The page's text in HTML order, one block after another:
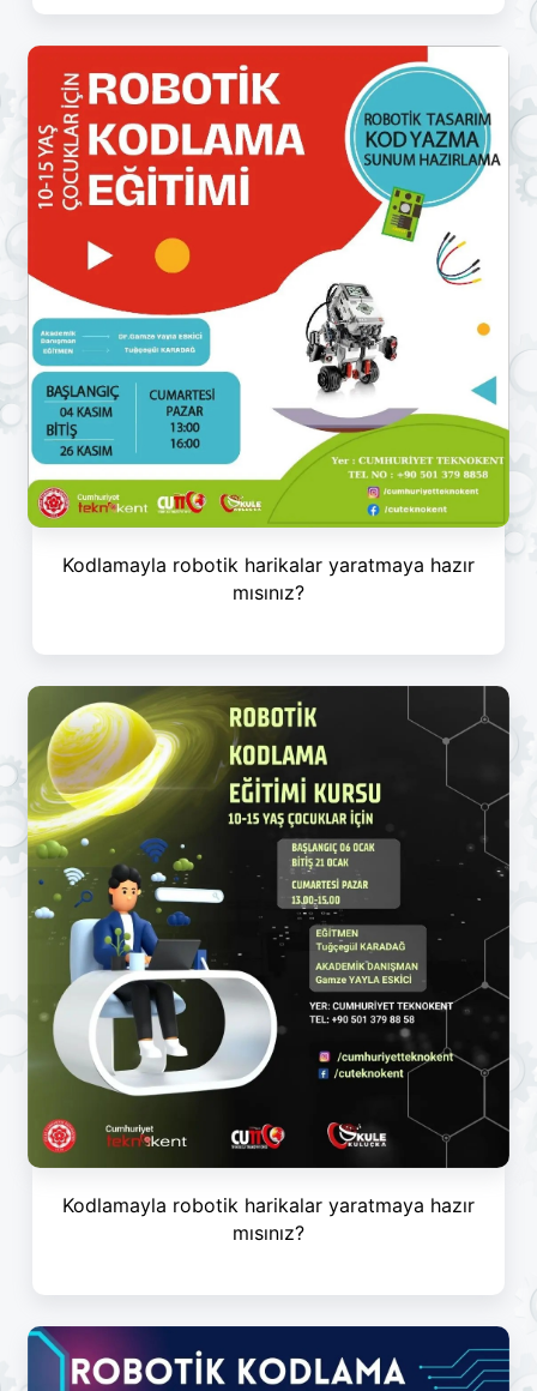
Kodlamayla robotik harikalar yaratmaya hazır
mısınız?
Kodlamayla robotik harikalar yaratmaya hazır
mısınız?